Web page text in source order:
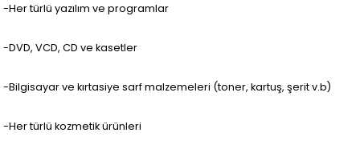
-Her türlü yazılım ve programlar
-DVD, VCD, CD ve kasetler
-Bilgisayar ve kırtasiye sarf malzemeleri (toner, kartuş, şerit v.b)
-Her türlü kozmetik ürünleri